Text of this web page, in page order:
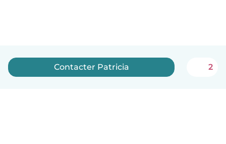
Contacter Patricia 2